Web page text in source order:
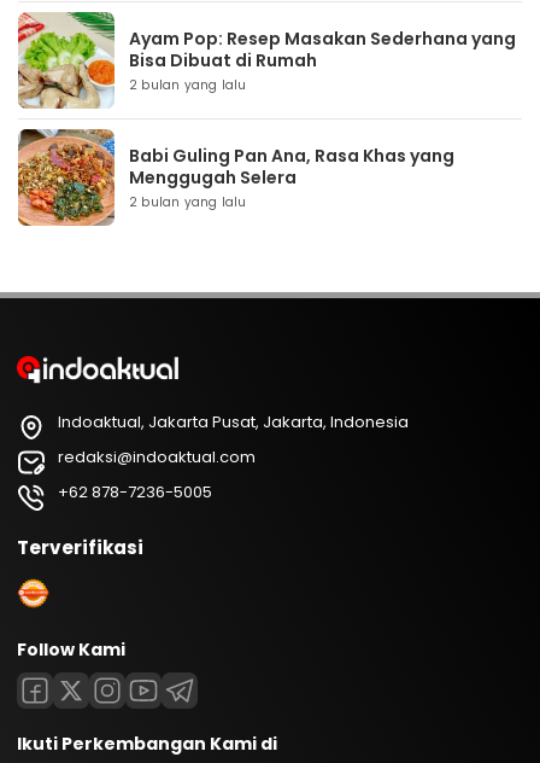
Ayam Pop: Resep Masakan Sederhana yang
Bisa Dibuat di Rumah
2 bulan yang lalu
Babi Guling Pan Ana, Rasa Khas yang
Menggugah Selera
2 bulan yang lalu
Indoaktual, Jakarta Pusat, Jakarta, Indonesia
redaksi@indoaktual.com
+62 878-7236-5005
Terverifikasi
Follow Kami
Ikuti Perkembangan Kami di